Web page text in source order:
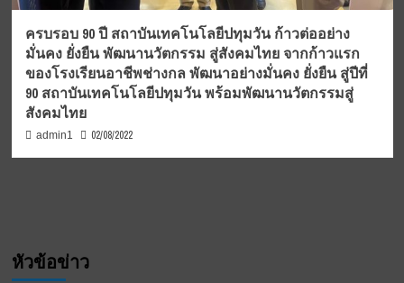
ครบรอบ 90 ปี สถาบันเทคโนโลยีปทุมวัน ก้าวต่ออย่าง
มั่นคง ยั่งยืน พัฒนานวัตกรรม สู่สังคมไทย จากก้าวแรก
ของโรงเรียนอาชีพช่างกล พัฒนาอย่างมั่นคง ยั่งยืน สู่ปีที่
90 สถาบันเทคโนโลยีปทุมวัน พร้อมพัฒนานวัตกรรมสู่
สังคมไทย
admin1 02/08/2022
หัวข้อข่าว